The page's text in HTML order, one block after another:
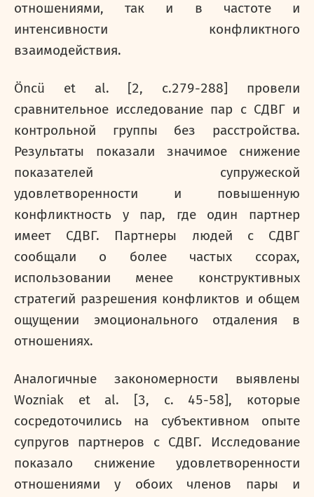
отношениями, так и в частоте и
интенсивности конфликтного
взаимодействия.
Öncü et al. [2, c.279-288] провели
сравнительное исследование пар с СДВГ и
контрольной группы без расстройства.
Результаты показали значимое снижение
показателей супружеской
удовлетворенности и повышенную
конфликтность у пар, где один партнер
имеет СДВГ. Партнеры людей с СДВГ
сообщали о более частых ссорах,
использовании менее конструктивных
стратегий разрешения конфликтов и общем
ощущении эмоционального отдаления в
отношениях.
Аналогичные закономерности выявлены
Wozniak et al. [3, c. 45-58], которые
сосредоточились на субъективном опыте
супругов партнеров с СДВГ. Исследование
показало снижение удовлетворенности
отношениями у обоих членов пары и